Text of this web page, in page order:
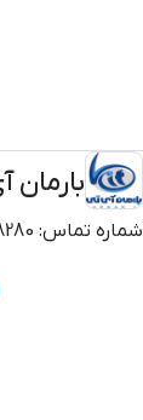
بارمان
شماره تماس: